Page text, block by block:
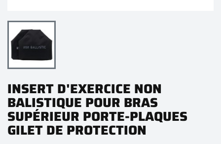
INSERT D'EXERCICE NON
BALISTIQUE POUR BRAS
SUPÉRIEUR PORTE-PLAQUES
GILET DE PROTECTION